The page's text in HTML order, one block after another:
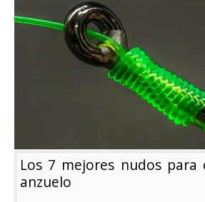
en
la
pesca:
consejos
esenciales
Los 7 mejores nudos
anzuelo